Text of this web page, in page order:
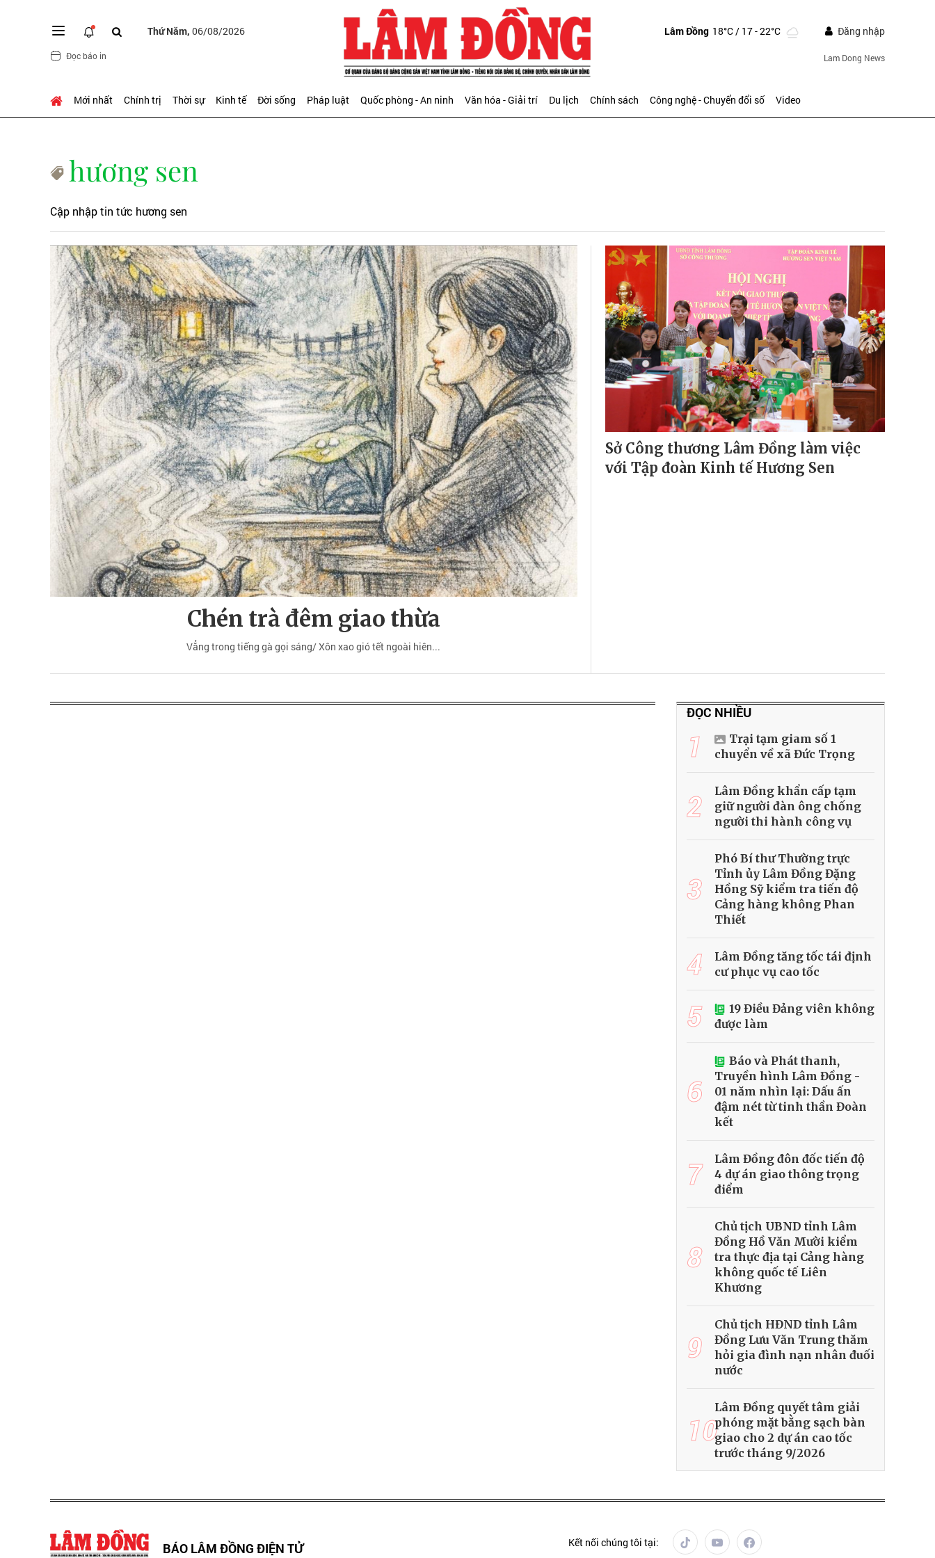
Thứ Năm, 06/08/2026
Đọc báo in
Lâm Đồng 18°C/ 17 - 22°C Đăng nhập
Lam Dong News
Mới nhất Chính trị Thời sự Kinh tế Đời sống Pháp luật Quốc phòng - An ninh Văn hóa - Giải trí Du lịch Chính sách Công nghệ - Chuyển đổi số Video
hương sen
Cập nhập tin tức hương sen
Chén trà đêm giao thừa
Vẳng trong tiếng gà gọi sáng/ Xôn xao gió tết ngoài hiên...
Sở Công thương Lâm Đồng làm việc
với Tập đoàn Kinh tế Hương Sen
ĐỌC NHIỀU
1
Trại tạm giam số 1
chuyển về xã Đức Trọng
2
Lâm Đồng khẩn cấp tạm
giữ người đàn ông chống
người thi hành công vụ
3
Phó Bí thư Thường trực
Tỉnh ủy Lâm Đồng Đặng
Hồng Sỹ kiểm tra tiến độ
Cảng hàng không Phan
Thiết
4
Lâm Đồng tăng tốc tái định
cư phục vụ cao tốc
5
19 Điều Đảng viên không
được làm
6
Báo và Phát thanh,
Truyền hình Lâm Đồng -
01 năm nhìn lại: Dấu ấn
đậm nét từ tinh thần Đoàn
kết
7
Lâm Đồng đôn đốc tiến độ
4 dự án giao thông trọng
điểm
8
Chủ tịch UBND tỉnh Lâm
Đồng Hồ Văn Mười kiểm
tra thực địa tại Cảng hàng
không quốc tế Liên
Khương
9
Chủ tịch HĐND tỉnh Lâm
Đồng Lưu Văn Trung thăm
hỏi gia đình nạn nhân đuối
nước
10
Lâm Đồng quyết tâm giải
phóng mặt bằng sạch bàn
giao cho 2 dự án cao tốc
trước tháng 9/2026
BÁO LÂM ĐỒNG ĐIỆN TỬ Kết nối chúng tôi tại: